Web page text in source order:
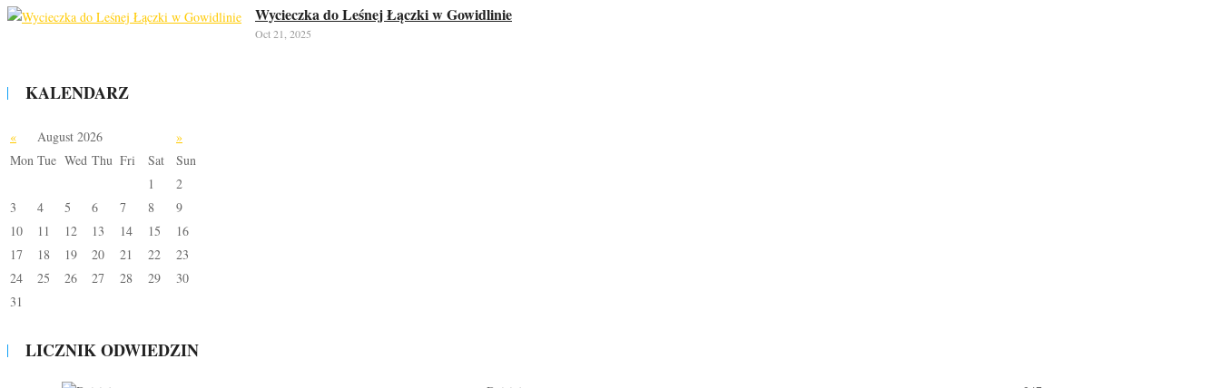
Wycieczka do Leśnej Łączki w Gowidlinie
Oct 21, 2025
KALENDARZ
« August 2026
»
Mon Tue Wed Thu Fri Sat
Sun
1
2
3
4 5 6 7 8
9
10
11 12 13 14 15
16
17
18 19 20 21 22
23
24
25 26 27 28 29
30
31
LICZNIK ODWIEDZIN